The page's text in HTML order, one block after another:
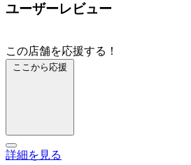
ユーザーレビュー
この店舗を応援する！
ここから応援
詳細を見る